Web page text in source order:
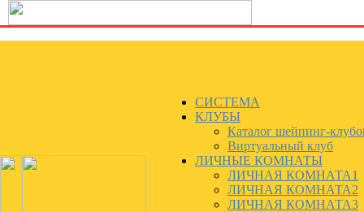
СИСТЕМА
КЛУБЫ
Каталог шейпинг-
Виртуальный клуб
ЛИЧНЫЕ КОМНАТЫ
ЛИЧНАЯ КОМНАТА1
ЛИЧНАЯ КОМНАТА2
ЛИЧНАЯ КОМНАТА3